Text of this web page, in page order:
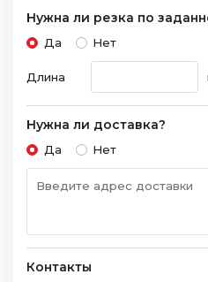
Нужна ли резка по
Да Нет
Длина
Нужна ли доставка?
Да Нет
Контакты